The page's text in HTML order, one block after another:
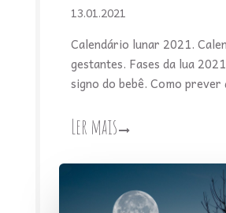
13.01.2021
Calendário lunar 2021.
gestantes. Fases da lua
signo do bebê. Como
Ler mais